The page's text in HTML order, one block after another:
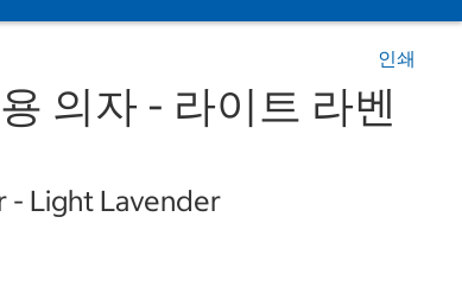
인쇄
의자 - 라이트 라벤
- Light Lavender